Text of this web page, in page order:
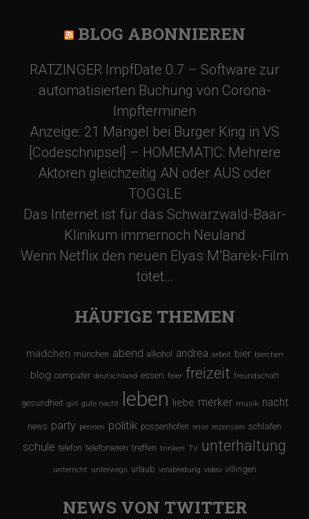
BLOG ABONNIEREN
RATZINGER ImpfDate 0.7 – Software zur
automatisierten Buchung von Corona-
Impfterminen
Anzeige: 21 Mängel bei Burger King in VS
[Codeschnipsel] – HOMEMATIC: Mehrere
Aktoren gleichzeitig AN oder AUS oder
TOGGLE
Das Internet ist für das Schwarzwald-Baar-
Klinikum immernoch Neuland
Wenn Netflix den neuen Elyas M’Barek-Film
tötet…
HÄUFIGE THEMEN
mädchen münchen abend alkohol andrea arbeit bier bierchen
blog computer deutschland essen feier freizeit freundschaft
gesundheit girl gute nacht leben liebe merker musik nacht
news party pennen politik possenhofen reise rezension schlafen
schule telefon telefonieren treffen trinken TV unterhaltung
unterricht unterwegs urlaub verabredung video villingen
NEWS VON TWITTER